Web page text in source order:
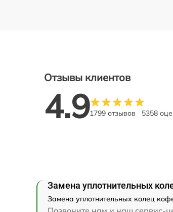
Отзывы клиентов
4.91799 отзывов 5358
Замена уплотнительных
Замена уплотнительных колец